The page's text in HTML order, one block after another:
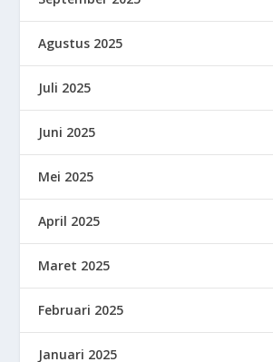
Agustus 2025
Juli 2025
Juni 2025
Mei 2025
April 2025
Maret 2025
Februari 2025
Januari 2025